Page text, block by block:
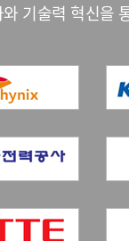
기술력 혁신을